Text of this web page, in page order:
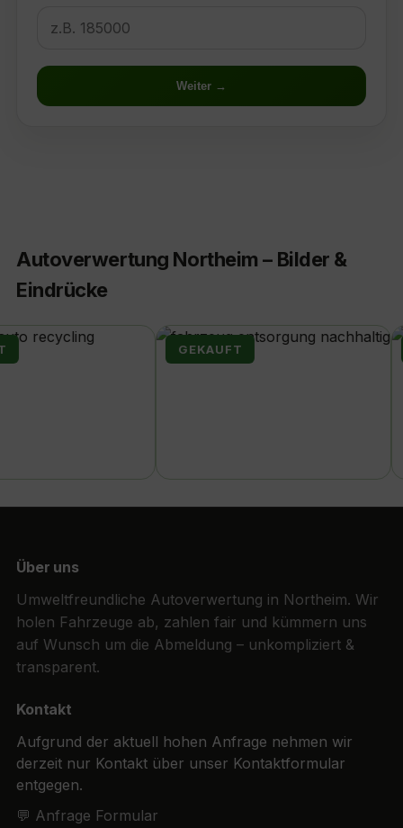
Weiter →
Autoverwertung Northeim – Bilder &
Eindrücke
GEKAUFT
Über uns
Umweltfreundliche Autoverwertung in Northeim. Wir
holen Fahrzeuge ab, zahlen fair und kümmern uns
auf Wunsch um die Abmeldung – unkompliziert &
transparent.
Kontakt
Aufgrund der aktuell hohen Anfrage nehmen wir
derzeit nur Kontakt über unser Kontaktformular
entgegen.
💬 Anfrage Formular